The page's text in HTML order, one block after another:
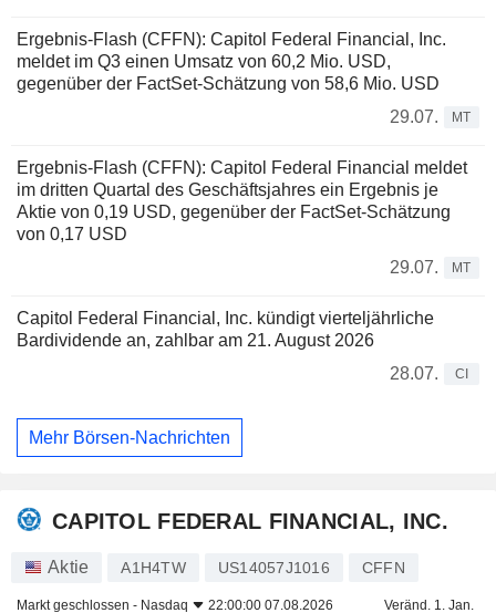
Ergebnis-Flash (CFFN): Capitol Federal Financial, Inc.
meldet im Q3 einen Umsatz von 60,2 Mio. USD,
gegenüber der FactSet-Schätzung von 58,6 Mio. USD
29.07.
MT
Ergebnis-Flash (CFFN): Capitol Federal Financial meldet
im dritten Quartal des Geschäftsjahres ein Ergebnis je
Aktie von 0,19 USD, gegenüber der FactSet-Schätzung
von 0,17 USD
29.07.
MT
Capitol Federal Financial, Inc. kündigt vierteljährliche
Bardividende an, zahlbar am 21. August 2026
28.07.
CI
Mehr Börsen-Nachrichten
CAPITOL FEDERAL FINANCIAL, INC.
Aktie A1H4TW US14057J1016 CFFN
Markt geschlossen - Nasdaq 22:00:00 07.08.2026 Veränd. 1. Jan.